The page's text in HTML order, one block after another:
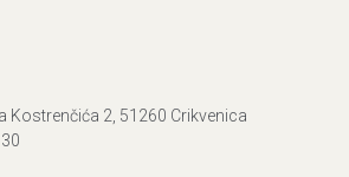
Kostrenčića 2, 51260 Crikvenica